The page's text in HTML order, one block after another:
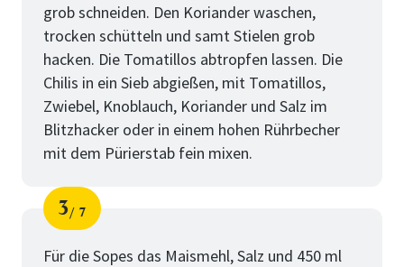
grob schneiden. Den Koriander waschen,
trocken schütteln und samt Stielen grob
hacken. Die Tomatillos abtropfen lassen. Die
Chilis in ein Sieb abgießen, mit Tomatillos,
Zwiebel, Knoblauch, Koriander und Salz im
Blitzhacker oder in einem hohen Rührbecher
mit dem Pürierstab fein mixen.
Schritt
3
von
7
Für die Sopes das Maismehl, Salz und 450 ml